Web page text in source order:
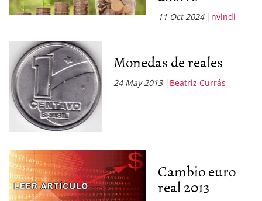
11 Oct 2024 nvindi
Monedas de reales
24 May 2013 Beatriz Currás
Cambio euro
real 2013